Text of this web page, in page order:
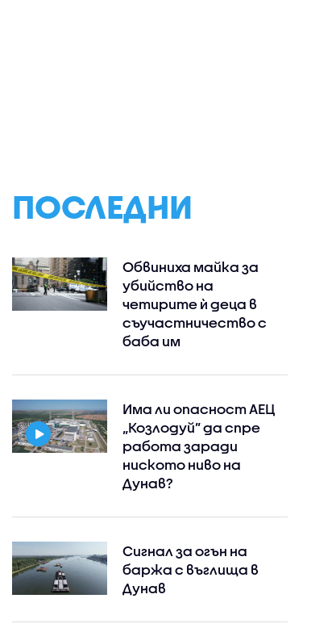
ПОСЛЕДНИ
Обвиниха майка за
убийство на
четирите ѝ деца в
съучастничество с
баба им
Има ли опасност АЕЦ
„Козлодуй” да спре
работа заради
ниското ниво на
Дунав?
Сигнал за огън на
баржа с въглища в
Дунав